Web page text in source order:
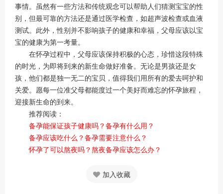
事情。虽然有一些方法和传统观念可以帮助人们猜测宝宝的性
别，但最可靠的方法还是通过医学检查，如超声波检查或血液
测试。此外，性别并不影响孩子的健康和幸福，父母应该以宝
宝的健康为第一考量。
在怀孕过程中，父母应该保持积极的心态，珍惜这段特殊
的时光，为即将到来的新生命做好准备。无论是男孩还是女
孩，他们都是独一无二的宝贝，值得我们用所有的爱去呵护和
关爱。愿每一位准父母都能度过一个美好而难忘的怀孕旅程，
迎接新生命的到来。
推荐阅读：
备孕能保证孩子健康吗？备孕有什么用？
备孕应该吃什么？备孕需要注意什么？
怀孕了可以熬夜吗？熬夜备孕应该怎么办？
加入收藏